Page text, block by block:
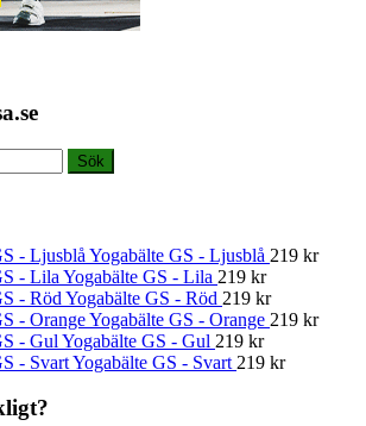
Sök
Yogabälte GS - Ljusblå 219 kr
Yogabälte GS - Lila 219 kr
Yogabälte GS - Röd 219 kr
Yogabälte GS - Orange 219 kr
Yogabälte GS - Gul 219 kr
Yogabälte GS - Svart 219 kr